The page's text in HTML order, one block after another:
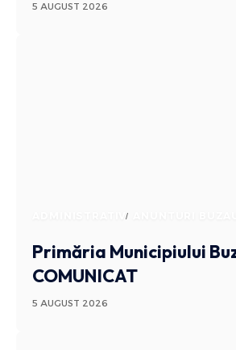
5 AUGUST 2026
ADMINISTRATIV ANUNTURI
Primăria Municipiului
COMUNICAT
5 AUGUST 2026